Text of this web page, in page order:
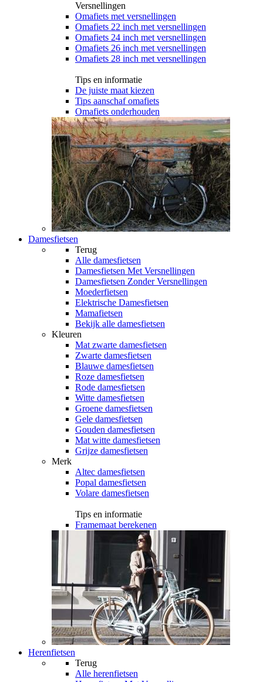
Versnellingen
Omafiets met versnellingen
Omafiets 22 inch met versnellingen
Omafiets 24 inch met versnellingen
Omafiets 26 inch met versnellingen
Omafiets 28 inch met versnellingen
Tips en informatie
De juiste maat kiezen
Tips aanschaf omafiets
Omafiets onderhouden
Damesfietsen
Terug
Alle damesfietsen
Damesfietsen Met Versnellingen
Damesfietsen Zonder Versnellingen
Moederfietsen
Elektrische Damesfietsen
Mamafietsen
Bekijk alle damesfietsen
Kleuren
Mat zwarte damesfietsen
Zwarte damesfietsen
Blauwe damesfietsen
Roze damesfietsen
Rode damesfietsen
Witte damesfietsen
Groene damesfietsen
Gele damesfietsen
Gouden damesfietsen
Mat witte damesfietsen
Grijze damesfietsen
Merk
Altec damesfietsen
Popal damesfietsen
Volare damesfietsen
Tips en informatie
Framemaat berekenen
Herenfietsen
Terug
Alle herenfietsen